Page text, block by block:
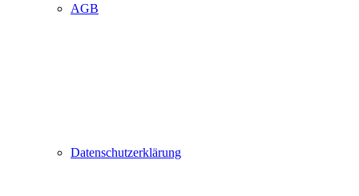
AGB
Datenschutzerklärung